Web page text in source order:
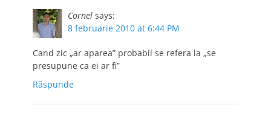
Cornel says:
8 februarie 2010 at 6:44 PM
Cand zic „ar aparea” probabil se refera la „se
presupune ca ei ar fi”
Răspunde